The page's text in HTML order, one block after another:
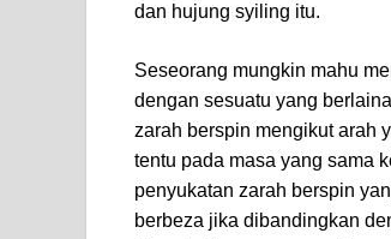
dan hujung syiling itu.
Seseorang mungkin mahu
dengan sesuatu yang
zarah berspin mengikut arah
tentu pada masa yang sama
penyukatan zarah berspin
berbeza jika dibandingkan